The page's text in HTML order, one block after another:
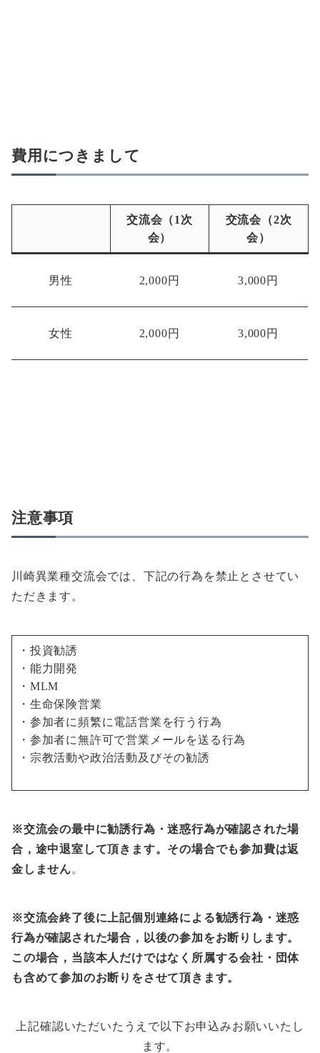
費用につきまして
交流会（1次
会）
交流会（2次
会）
男性 2,000円 3,000円
女性 2,000円 3,000円
注意事項
川崎異業種交流会では、下記の行為を禁止とさせてい
ただきます。
・投資勧誘
・能力開発
・MLM
・生命保険営業
・参加者に頻繁に電話営業を行う行為
・参加者に無許可で営業メールを送る行為
・宗教活動や政治活動及びその勧誘
※交流会の最中に勧誘行為・迷惑行為が確認された場
合，途中退室して頂きます。その場合でも参加費は返
金しません。
※交流会終了後に上記個別連絡による勧誘行為・迷惑
行為が確認された場合，以後の参加をお断りします。
この場合，当該本人だけではなく所属する会社・団体
も含めて参加のお断りをさせて頂きます。
上記確認いただいたうえで以下お申込みお願いいたし
ます。